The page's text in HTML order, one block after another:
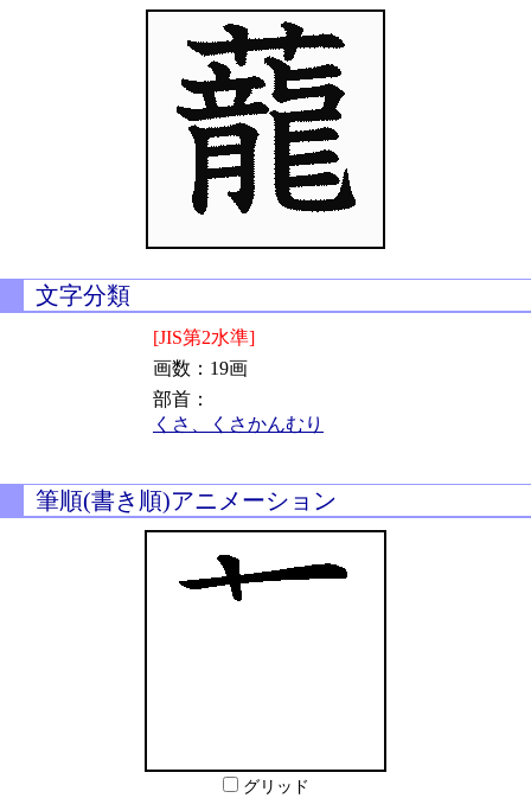
文字分類
[JIS第2水準]
画数：19画
部首：
くさ、くさかんむり
筆順(書き順)アニメーション
グリッド